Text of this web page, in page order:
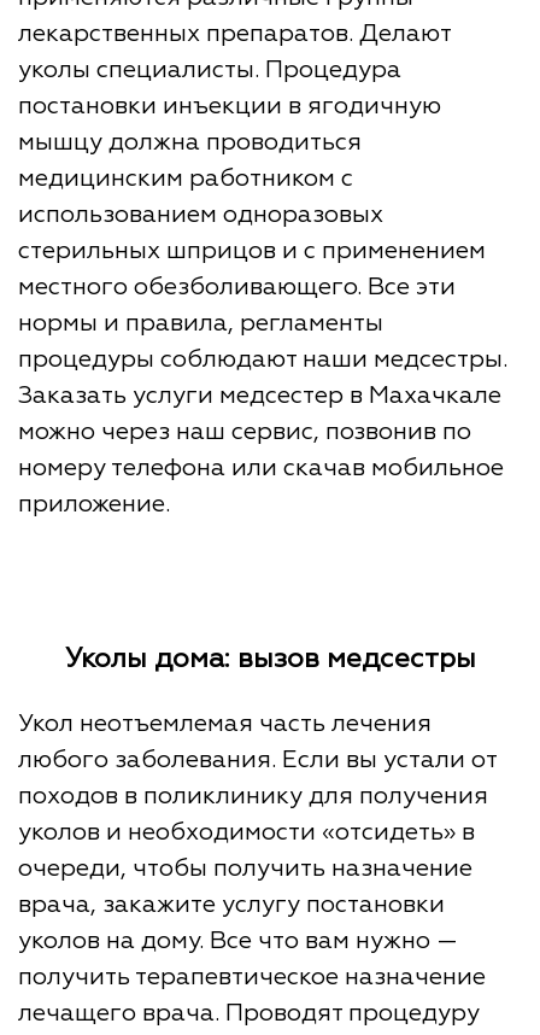
лекарственных препаратов. Делают
уколы специалисты. Процедура
постановки инъекции в ягодичную
мышцу должна проводиться
медицинским работником с
использованием одноразовых
стерильных шприцов и с применением
местного обезболивающего. Все эти
нормы и правила, регламенты
процедуры соблюдают наши медсестры.
Заказать услуги медсестер в Махачкале
можно через наш сервис, позвонив по
номеру телефона или скачав мобильное
приложение.
Уколы дома: вызов медсестры
Укол неотъемлемая часть лечения
любого заболевания. Если вы устали от
походов в поликлинику для получения
уколов и необходимости «отсидеть» в
очереди, чтобы получить назначение
врача, закажите услугу постановки
уколов на дому. Все что вам нужно —
получить терапевтическое назначение
лечащего врача. Проводят процедуру